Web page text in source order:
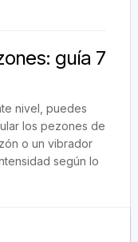
guía 7
nivel, puedes
los pezones de
o un vibrador
según lo